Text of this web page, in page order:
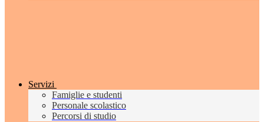
Servizi
Famiglie e studenti
Personale scolastico
Percorsi di studio